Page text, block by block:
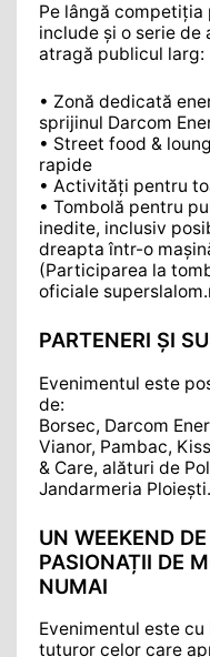
Pe lângă
include și o serie
atragă publicul larg:
• Zonă dedicată
sprijinul Darcom
• Street food &
rapide
• Activități pentru
• Tombolă pentru
inedite, inclusiv
dreapta într-o
(Participarea la
oficiale
PARTENERI ȘI
Evenimentul este
de:
Borsec, Darcom
Vianor, Pambac,
& Care, alături de
Jandarmeria Ploiești.
UN WEEKEND
PASIONAȚII DE
NUMAI
Evenimentul este
tuturor celor care